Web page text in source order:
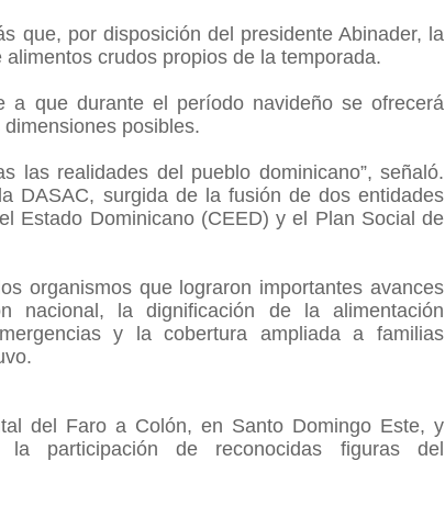
que, por disposición del presidente Abinader, la
crudos propios de la temporada.
a que durante el período navideño se ofrecerá
posibles.
las realidades del pueblo dominicano”, señaló.
DASAC, surgida de la fusión de dos entidades
Estado Dominicano (CEED) y el Plan Social de
organismos que lograron importantes avances
nacional, la dignificación de la alimentación
y la cobertura ampliada a familias
del Faro a Colón, en Santo Domingo Este, y
participación de reconocidas figuras del